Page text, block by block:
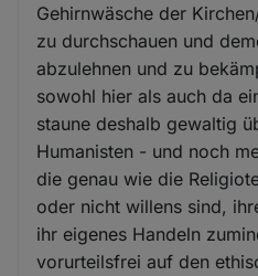
Gehirnwäsche der
zu durchschauen und
abzulehnen und zu
sowohl hier als auch da
staune deshalb gewaltig
Humanisten - und noch
die genau wie die
oder nicht willens sind,
ihr eigenes Handeln
vorurteilsfrei auf den